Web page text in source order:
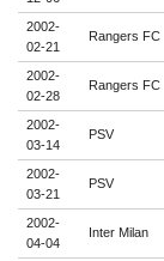
2002-
02-21
Rangers FC
2002-
02-28
Rangers FC
2002-
03-14
PSV
2002-
03-21
PSV
2002-
04-04
Inter Milan